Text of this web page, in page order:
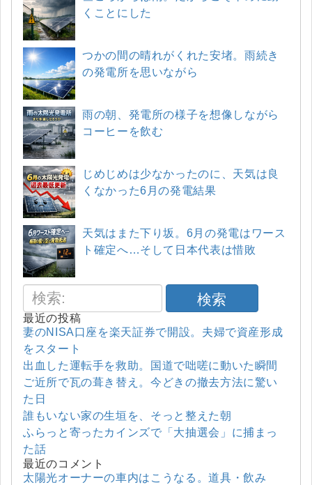
くことにした
つかの間の晴れがくれた安堵。雨続き
の発電所を思いながら
雨の朝、発電所の様子を想像しながら
コーヒーを飲む
じめじめは少なかったのに、天気は良
くなかった6月の発電結果
天気はまた下り坂。6月の発電はワース
ト確定へ…そして日本代表は惜敗
検索
最近の投稿
妻のNISA口座を楽天証券で開設。夫婦で資産形成
をスタート
出血した運転手を救助。国道で咄嗟に動いた瞬間
ご近所で瓦の葺き替え。今どきの撤去方法に驚い
た日
誰もいない家の生垣を、そっと整えた朝
ふらっと寄ったカインズで「大抽選会」に捕まっ
た話
最近のコメント
太陽光オーナーの車内はこうなる。道具・飲み